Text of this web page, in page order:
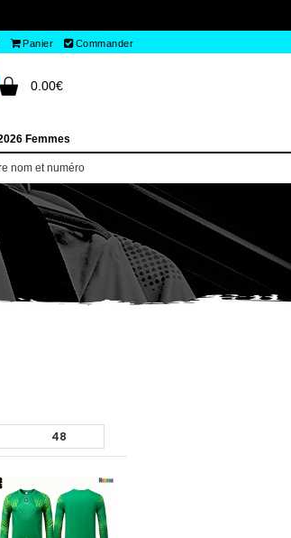
Panier Commander
0.00€
Femmes
nom et numéro